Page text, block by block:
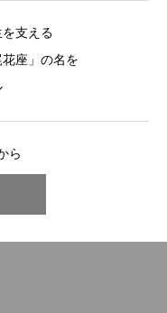
支える
座」の名を
ら